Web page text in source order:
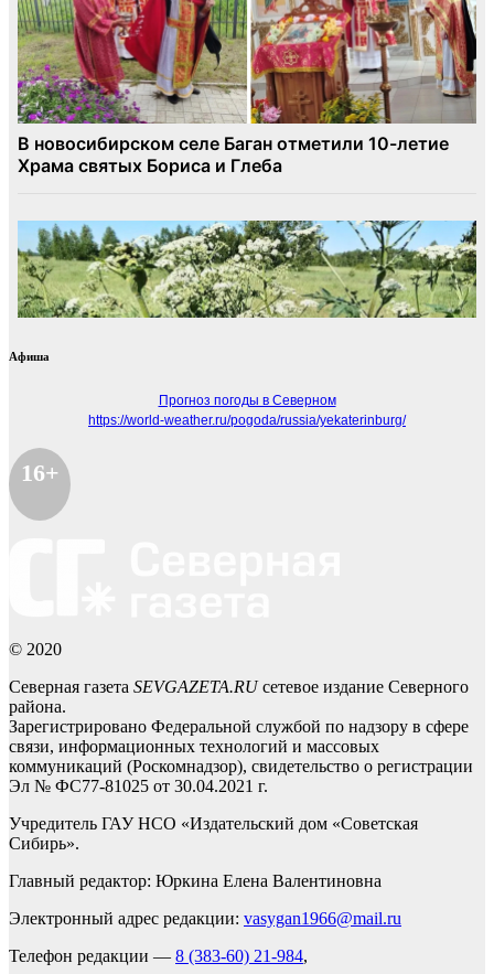
Афиша
Прогноз погоды в Северном
https://world-weather.ru/pogoda/russia/yekaterinburg/
16+
© 2020
Северная газета SEVGAZETA.RUсетевое издание Северного
района.
Зарегистрировано Федеральной службой по надзору в сфере
связи, информационных технологий и массовых
коммуникаций (Роскомнадзор), свидетельство о регистрации
Эл № ФС77-81025 от 30.04.2021 г.
Учредитель ГАУ НСО «Издательский дом «Советская
Сибирь».
Главный редактор: Юркина Елена Валентиновна
Электронный адрес редакции: vasygan1966@mail.ru
Телефон редакции — 8 (383-60) 21-984,